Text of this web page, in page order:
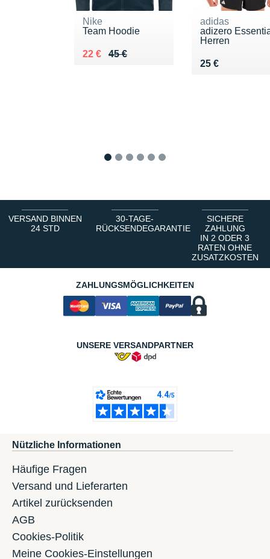
Nike
Team Hoodie
45 €
Au lieu de 45 €
22 €
Vendu 22 €
adidas
adizero
Herren
25 €
Vendu 25 €
VERSAND BINNEN
24 STD
30-TAGE-
RÜCKSENDEGARANTIE
SICHERE
ZAHLUNG
IN 2 ODER 3
RATEN OHNE
ZUSATZKOSTEN
ZAHLUNGSMÖGLICHKEITEN
UNSERE VERSANDPARTNER
Nützliche Informationen
Häufige Fragen
Versand und Lieferarten
Artikel zurücksenden
AGB
Cookies-Politik
Meine Cookies-Einstellungen